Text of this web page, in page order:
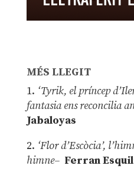
MÉS LLEGIT
1. ‘Tyrik, el príncep
fantasia ens reconcilia
Jabaloyas
2. ‘Flor d’Escòcia’,
himne– Ferran